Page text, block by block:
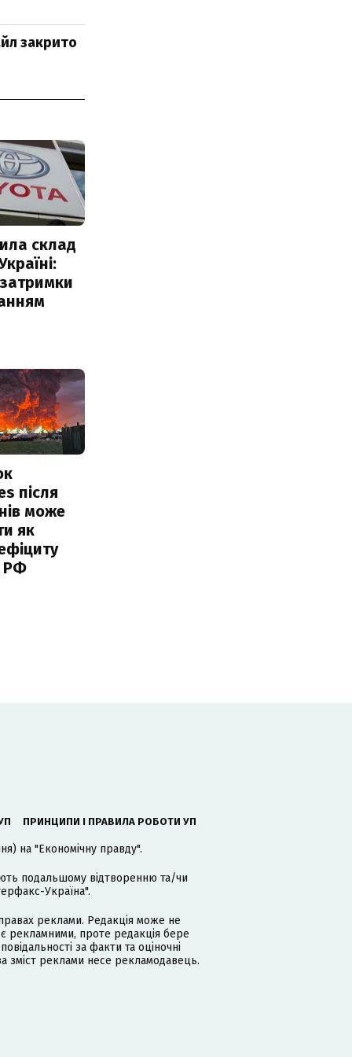
закрито
склад
після
може
як
РФ
ПРИНЦИПИ І ПРАВИЛА РОБОТИ УП
на "Економічну правду".
подальшому відтворенню та/чи
Україна".
реклами. Редакція може не
рекламними, проте редакція бере
за факти та оціночні
зміст реклами несе рекламодавець.